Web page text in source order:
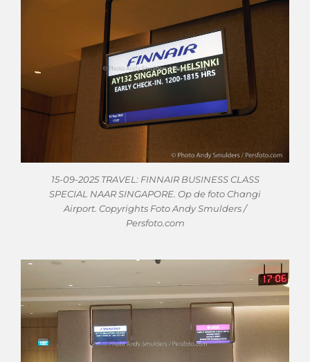
15-09-2025 TRAVEL: FINNAIR BUSINESS CLASS
SPECIAL NAAR SINGAPORE. Op de foto Changi
Airport. Copyrights Foto Andy Smulders /
Persfoto.com